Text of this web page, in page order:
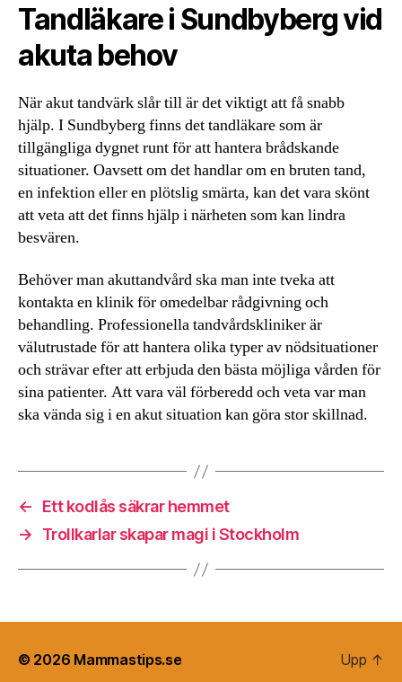
Tandläkare i Sundbyberg vid
akuta behov
När akut tandvärk slår till är det viktigt att få snabb
hjälp. I Sundbyberg finns det tandläkare som är
tillgängliga dygnet runt för att hantera brådskande
situationer. Oavsett om det handlar om en bruten tand,
en infektion eller en plötslig smärta, kan det vara skönt
att veta att det finns hjälp i närheten som kan lindra
besvären.
Behöver man akuttandvård ska man inte tveka att
kontakta en klinik för omedelbar rådgivning och
behandling. Professionella tandvårdskliniker är
välutrustade för att hantera olika typer av nödsituationer
och strävar efter att erbjuda den bästa möjliga vården för
sina patienter. Att vara väl förberedd och veta var man
ska vända sig i en akut situation kan göra stor skillnad.
←
Ett kodlås säkrar hemmet
→
Trollkarlar skapar magi i Stockholm
© 2026 Mammastips.se Upp ↑